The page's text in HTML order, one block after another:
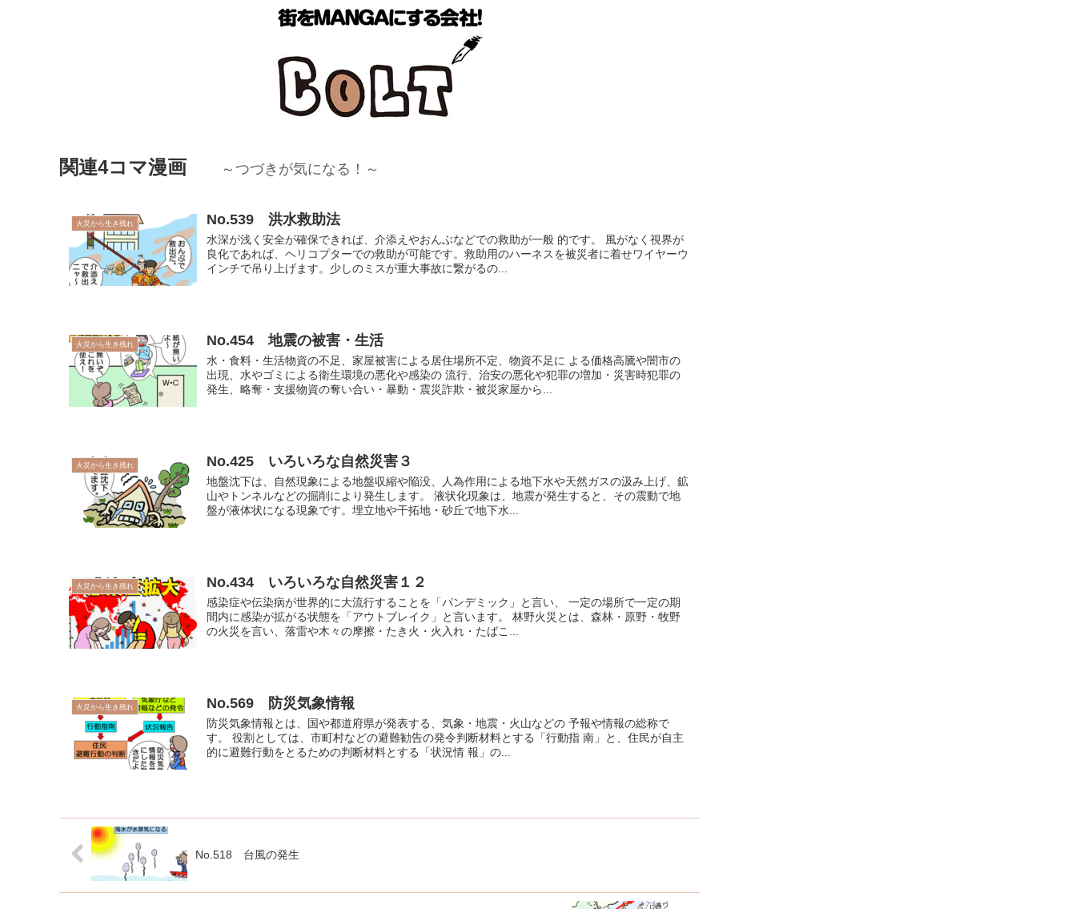
関連4コマ漫画 ～つづきが気になる！～
火災から生き残れ No.539 洪水救助法
水深が浅く安全が確保できれば、介添えやおんぶなどでの救助が一般 的です。 風がなく視界が
良化であれば、ヘリコプターでの救助が可能です。救助用のハーネスを被災者に着せワイヤーウ
インチで吊り上げます。少しのミスが重大事故に繋がるの...
火災から生き残れ No.454 地震の被害・生活
水・食料・生活物資の不足、家屋被害による居住場所不定、物資不足に よる価格高騰や闇市の
出現、水やゴミによる衛生環境の悪化や感染の 流行、治安の悪化や犯罪の増加・災害時犯罪の
発生、略奪・支援物資の奪い合い・暴動・震災詐欺・被災家屋から...
火災から生き残れ No.425 いろいろな自然災害３
地盤沈下は、自然現象による地盤収縮や陥没、人為作用による地下水や天然ガスの汲み上げ、鉱
山やトンネルなどの掘削により発生します。 液状化現象は、地震が発生すると、その震動で地
盤が液体状になる現象です。埋立地や干拓地・砂丘で地下水...
火災から生き残れ No.434 いろいろな自然災害１２
感染症や伝染病が世界的に大流行することを「パンデミック」と言い、 一定の場所で一定の期
間内に感染が拡がる状態を「アウトブレイク」と言います。 林野火災とは、森林・原野・牧野
の火災を言い、落雷や木々の摩擦・たき火・火入れ・たばこ...
火災から生き残れ No.569 防災気象情報
防災気象情報とは、国や都道府県が発表する、気象・地震・火山などの 予報や情報の総称で
す。 役割としては、市町村などの避難勧告の発令判断材料とする「行動指 南」と、住民が自主
的に避難行動をとるための判断材料とする「状況情 報」の...
No.518 台風の発生